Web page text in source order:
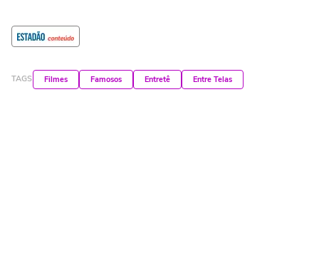
TAGS Filmes Famosos Entretê Entre Telas